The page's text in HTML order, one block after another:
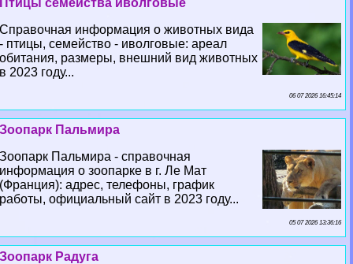
Справочная информация о животных вида
- птицы, семейство - иволговые: ареал
обитания, размеры, внешний вид животных
в 2023 году...
06 07 2026 16:45:14
Зоопарк Пальмира
Зоопарк Пальмира - справочная
информация о зоопарке в г. Ле Мат
(Франция): адрес, телефоны, график
работы, официальный сайт в 2023 году...
05 07 2026 13:36:16
Зоопарк Радуга